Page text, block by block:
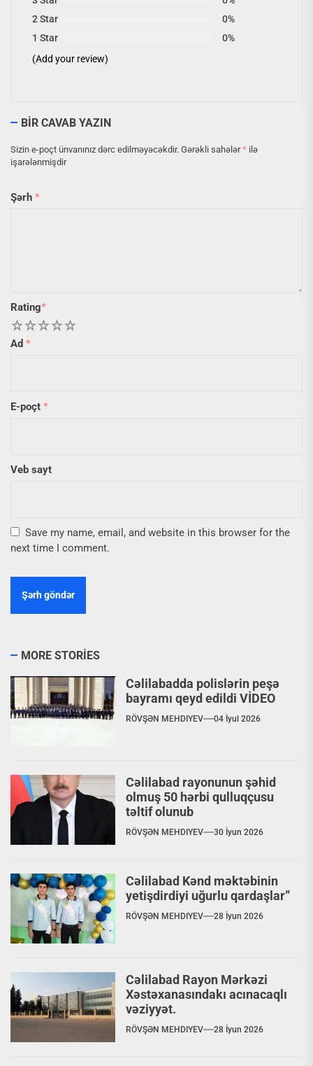
2 Star
0%
1 Star
0%
(Add your review)
BIR CAVAB YAZIN
Sizin e-poçt ünvanınız dərc edilməyəcəkdir. Gərəkli sahələr* ilə
işarələnmişdir
Şərh *
Rating*
5
4
3
2
Ad *
E-poçt *
Veb sayt
Save my name, email, and website in this browser for the
next time I comment.
MORE STORIES
Cəlilabadda polislərin peşə
bayramı qeyd edildi VİDEO
RÖVŞƏN MEHDIYEV 04 İyul 2026
Cəlilabad rayonunun şəhid
olmuş 50 hərbi qulluqçusu
təltif olunub
RÖVŞƏN MEHDIYEV 30 İyun 2026
Cəlilabad Kənd məktəbinin
yetişdirdiyi uğurlu qardaşlar”
RÖVŞƏN MEHDIYEV 28 İyun 2026
Cəlilabad Rayon Mərkəzi
Xəstəxanasındakı acınacaqlı
vəziyyət.
RÖVŞƏN MEHDIYEV 28 İyun 2026